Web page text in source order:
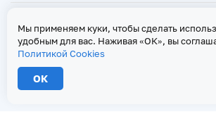
При копировании текстов ссылка на страницу-
Свидетельство о регистрации Эл № ФС
сентября 2016 г
Мы применяем куки, чтобы сделать
удобным для вас. Наживая «ОК», вы
Политикой Cookies
ОК